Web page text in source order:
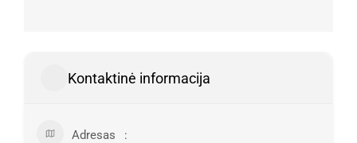
Kontaktinė informacija
Adresas